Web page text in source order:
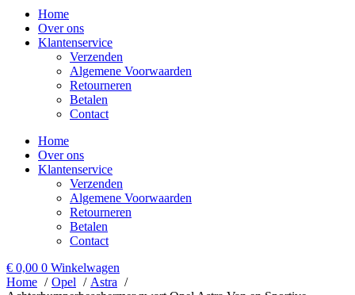
Home
Over ons
Klantenservice
Verzenden
Algemene Voorwaarden
Retourneren
Betalen
Contact
Home
Over ons
Klantenservice
Verzenden
Algemene Voorwaarden
Retourneren
Betalen
Contact
€ 0,00 0 Winkelwagen
Home
Opel
Astra